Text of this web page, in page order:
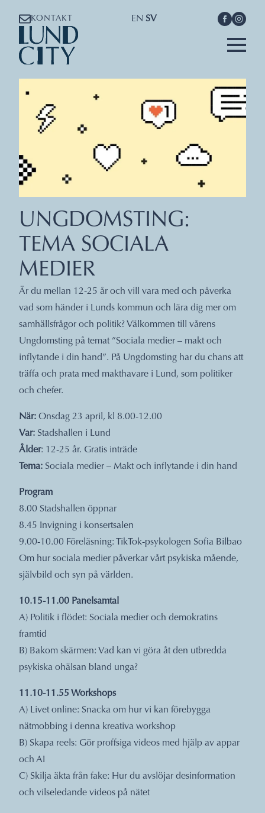
KONTAKT EN SV
UNGDOMSTING:
TEMA SOCIALA
MEDIER
Är du mellan 12-25 år och vill vara med och påverka
vad som händer i Lunds kommun och lära dig mer om
samhällsfrågor och politik? Välkommen till vårens
Ungdomsting på temat ”Sociala medier – makt och
inflytande i din hand”. På Ungdomsting har du chans att
träffa och prata med makthavare i Lund, som politiker
och chefer.
När: Onsdag 23 april, kl 8.00-12.00
Var: Stadshallen i Lund
Ålder: 12-25 år. Gratis inträde
Tema: Sociala medier – Makt och inflytande i din hand
Program
8.00 Stadshallen öppnar
8.45 Invigning i konsertsalen
9.00-10.00 Föreläsning: TikTok-psykologen Sofia Bilbao
Om hur sociala medier påverkar vårt psykiska mående,
självbild och syn på världen.
10.15-11.00 Panelsamtal
A) Politik i flödet: Sociala medier och demokratins
framtid
B) Bakom skärmen: Vad kan vi göra åt den utbredda
psykiska ohälsan bland unga?
11.10-11.55 Workshops
A) Livet online: Snacka om hur vi kan förebygga
nätmobbing i denna kreativa workshop
B) Skapa reels: Gör proffsiga videos med hjälp av appar
och AI
C) Skilja äkta från fake: Hur du avslöjar desinformation
och vilseledande videos på nätet